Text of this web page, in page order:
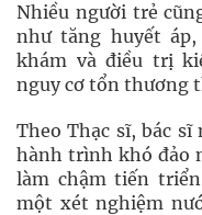
Nhiều người trẻ
như tăng huyết
khám và điều trị
nguy cơ tổn thương
Theo Thạc sĩ, bác
hành trình khó đảo
làm chậm tiến
một xét nghiệm